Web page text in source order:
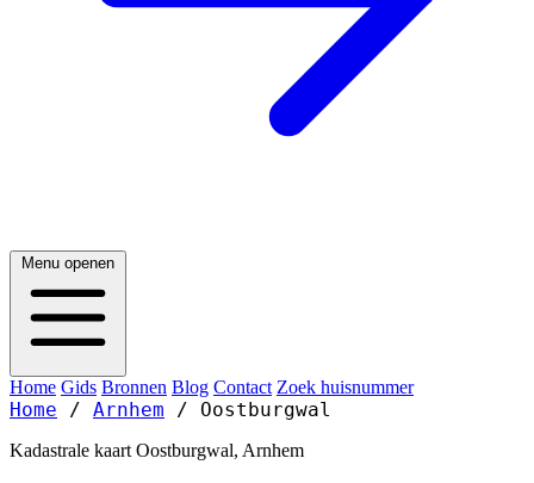
Menu openen
Home Gids Bronnen Blog Contact Zoek huisnummer
Home / Arnhem / Oostburgwal
Kadastrale kaart Oostburgwal, Arnhem